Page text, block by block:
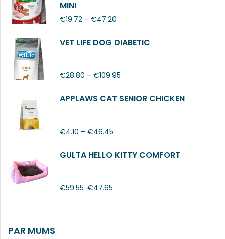
MINI
€19.72 – €47.20
VET LIFE DOG DIABETIC
€28.80 – €109.95
APPLAWS CAT SENIOR CHICKEN
€4.10 – €46.45
GULTA HELLO KITTY COMFORT
€59.55 €47.65
PAR MUMS